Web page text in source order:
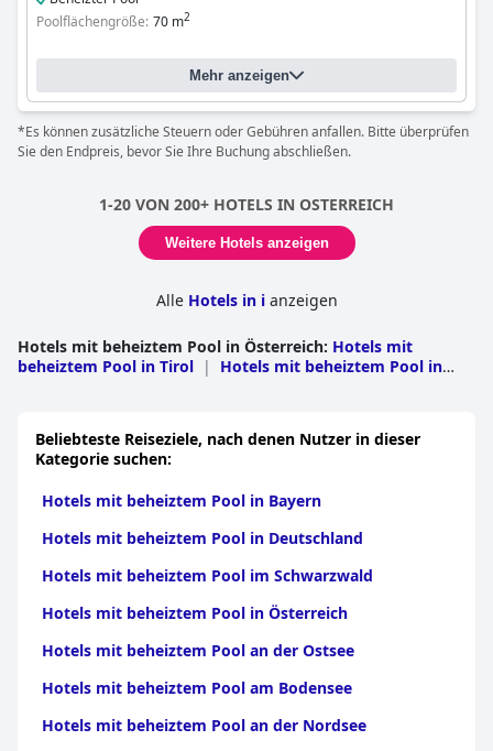
Poolflächengröße: 70 m2
Mehr anzeigen
*Es können zusätzliche Steuern oder Gebühren anfallen. Bitte überprüfen
Sie den Endpreis, bevor Sie Ihre Buchung abschließen.
1-20 VON 200+ HOTELS IN OSTERREICH
Weitere Hotels anzeigen
Alle Hotels in ianzeigen
Hotels mit beheiztem Pool in Österreich: Hotels mit
beheiztem Pool in Tirol |
Hotels mit beheiztem Pool in
Vorarlberg | Hotels mit beheiztem Pool in
Oberösterreich | Hotels mit beheiztem Pool in
Burgenland | Hotels mit beheiztem Pool in Wien
Beliebteste Reiseziele, nach denen Nutzer in dieser
Kategorie suchen:
Hotels mit beheiztem Pool in Bayern
Hotels mit beheiztem Pool in Deutschland
Hotels mit beheiztem Pool im Schwarzwald
Hotels mit beheiztem Pool in Österreich
Hotels mit beheiztem Pool an der Ostsee
Hotels mit beheiztem Pool am Bodensee
Hotels mit beheiztem Pool an der Nordsee